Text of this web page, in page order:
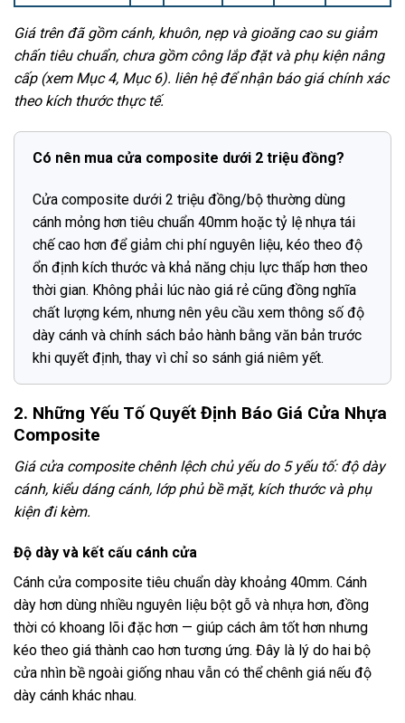
Giá trên đã gồm cánh, khuôn, nẹp và gioăng cao su giảm
chấn tiêu chuẩn, chưa gồm công lắp đặt và phụ kiện nâng
cấp (xem Mục 4, Mục 6). liên hệ để nhận báo giá chính xác
theo kích thước thực tế.
Có nên mua cửa composite dưới 2 triệu đồng?
Cửa composite dưới 2 triệu đồng/bộ thường dùng
cánh mỏng hơn tiêu chuẩn 40mm hoặc tỷ lệ nhựa tái
chế cao hơn để giảm chi phí nguyên liệu, kéo theo độ
ổn định kích thước và khả năng chịu lực thấp hơn theo
thời gian. Không phải lúc nào giá rẻ cũng đồng nghĩa
chất lượng kém, nhưng nên yêu cầu xem thông số độ
dày cánh và chính sách bảo hành bằng văn bản trước
khi quyết định, thay vì chỉ so sánh giá niêm yết.
2. Những Yếu Tố Quyết Định Báo Giá Cửa Nhựa
Composite
Giá cửa composite chênh lệch chủ yếu do 5 yếu tố: độ dày
cánh, kiểu dáng cánh, lớp phủ bề mặt, kích thước và phụ
kiện đi kèm.
Độ dày và kết cấu cánh cửa
Cánh cửa composite tiêu chuẩn dày khoảng 40mm. Cánh
dày hơn dùng nhiều nguyên liệu bột gỗ và nhựa hơn, đồng
thời có khoang lõi đặc hơn — giúp cách âm tốt hơn nhưng
kéo theo giá thành cao hơn tương ứng. Đây là lý do hai bộ
cửa nhìn bề ngoài giống nhau vẫn có thể chênh giá nếu độ
dày cánh khác nhau.